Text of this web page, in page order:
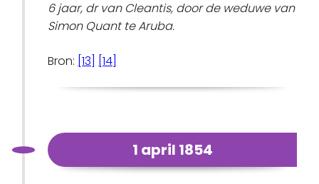
6 jaar, dr van Cleantis, door de weduwe van
Simon Quant te Aruba.
Bron: [13] [14]
1 april 1854